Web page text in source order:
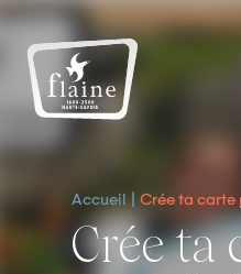
Accueil Crée ta carte
Crée ta carte